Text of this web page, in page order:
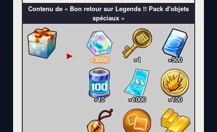
Contenu de « Bon retour sur Legends !! Pack d'objets
spéciaux »
▲ ×3000 ×1 ×500
×10 ×1000 ×100